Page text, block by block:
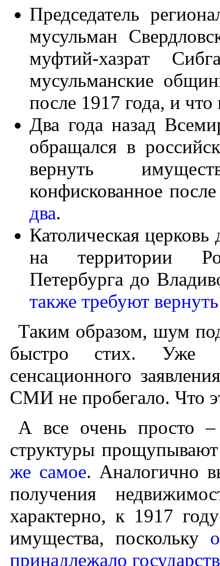
Председатель
мусульман
муфтий-хазрат
мусульманские
после 1917 года, и
Два года назад
обращался в
вернуть
конфискованное
два.
Католическая
на территории
Петербурга до
также требуют
Таким образом, шум
быстро стих. Уже
сенсационного
СМИ не пробегало. Что
А все очень просто
структуры
же самое. Аналогично
получения
характерно, к 1917
имущества, поскольку
принадлежало